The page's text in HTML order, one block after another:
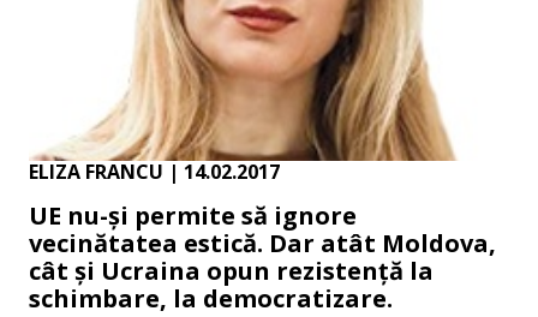
ELIZA FRANCU | 14.02.2017
UE nu-și permite să ignore
vecinătatea estică. Dar atât Moldova,
cât și Ucraina opun rezistență la
schimbare, la democratizare.